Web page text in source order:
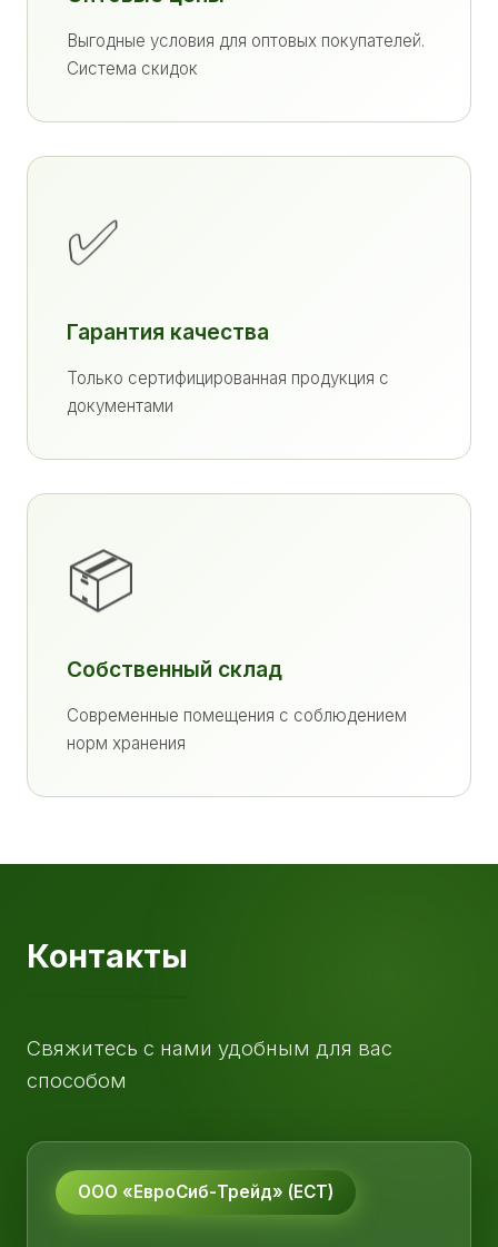
Выгодные условия для оптовых покупателей.
Система скидок
✅
Гарантия качества
Только сертифицированная продукция с
документами
📦
Собственный склад
Современные помещения с соблюдением
норм хранения
Контакты
Свяжитесь с нами удобным для вас
способом
ООО «ЕвроСиб-Трейд» (ЕСТ)